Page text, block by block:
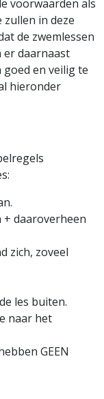
voorwaarden als
zullen in deze
de zwemlessen
er daarnaast
en veilig te
hieronder
+ daaroverheen
zich, zoveel
les buiten.
naar het
GEEN